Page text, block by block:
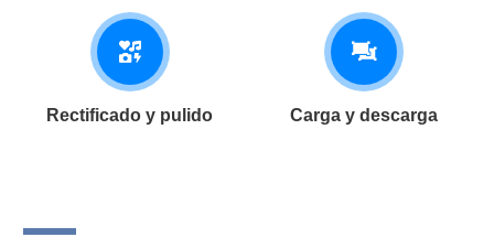
Rectificado y pulido Carga y descarga